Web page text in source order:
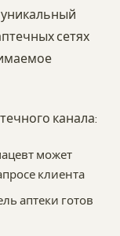
уникальный
сетях
канала:
может
клиента
аптеки готов